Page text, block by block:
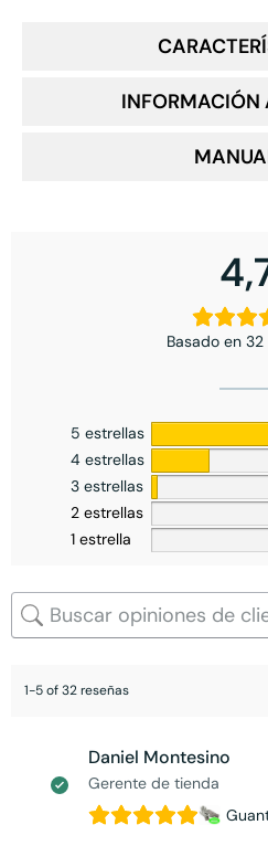
Basado en 32
5 estrellas
4 estrellas
3 estrellas
2 estrellas
1 estrella
1-5 of 32 reseñas
Daniel Montesino
Gerente de tienda